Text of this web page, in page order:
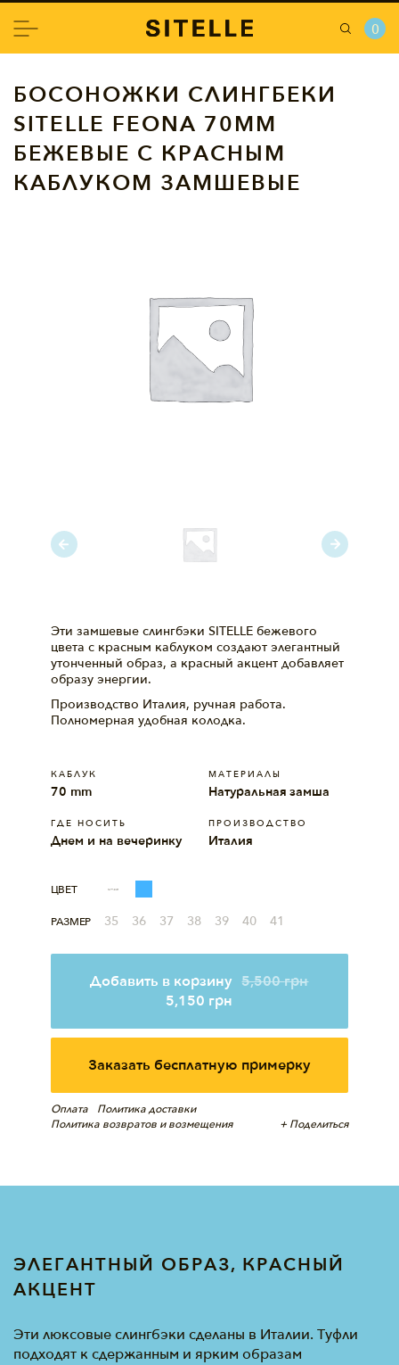
0
БОСОНОЖКИ СЛИНГБЕКИ
SITELLE FEONA 70ММ
БЕЖЕВЫЕ С КРАСНЫМ
КАБЛУКОМ ЗАМШЕВЫЕ
Эти замшевые слингбэки SITELLE бежевого
цвета с красным каблуком создают элегантный
утонченный образ, а красный акцент добавляет
образу энергии.
Производство Италия, ручная работа.
Полномерная удобная колодка.
КАБЛУК
70 mm
МАТЕРИАЛЫ
Натуральная замша
ГДЕ НОСИТЬ
Днем и на вечеринку
ПРОИЗВОДСТВО
Италия
ЦВЕТ
РАЗМЕР 35 36 37 38 39 40 41
Добавить в корзину 5,500грн
5,150 грн
Заказать бесплатную примерку
Оплата
Политика доставки
Политика возвратов и возмещения
+ Поделиться
ЭЛЕГАНТНЫЙ ОБРАЗ, КРАСНЫЙ
АКЦЕНТ
Эти люксовые слингбэки сделаны в Италии. Туфли
подходят к сдержанным и ярким образам